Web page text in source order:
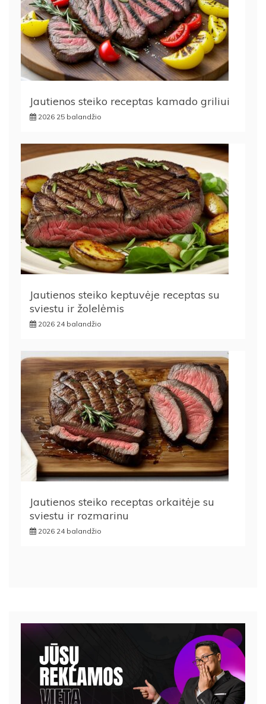
Jautienos steiko receptas kamado griliui
2026 25 balandžio
Jautienos steiko keptuvėje receptas su
sviestu ir žolelėmis
2026 24 balandžio
Jautienos steiko receptas orkaitėje su
sviestu ir rozmarinu
2026 24 balandžio